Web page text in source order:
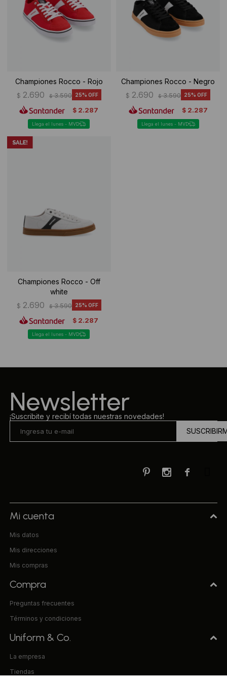
Championes Rocco - Rojo
$ 2.690 $ 3.590 25
$ 2.287
Llega el lunes - MVD
Championes Rocco - Negro
$ 2.690 $ 3.590 25
$ 2.287
Llega el lunes - MVD
Championes Rocco - Off
white
$ 2.690 $ 3.590 25
$ 2.287
Llega el lunes - MVD
Newsletter
¡Suscribite y recibí todas nuestras novedades!

 
Mi cuenta
Mis datos
Mis direcciones
Mis compras
Compra
Preguntas frecuentes
Términos y condiciones
Uniform & Co.
La empresa
Tiendas
Ropa Interior
Tejidos
Buzos
Shorts de baño
Camisas y blusas